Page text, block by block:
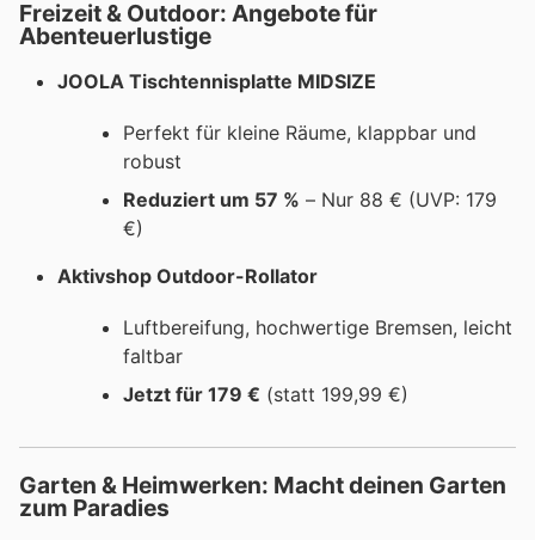
Freizeit & Outdoor: Angebote für
Abenteuerlustige
JOOLA Tischtennisplatte MIDSIZE
Perfekt für kleine Räume, klappbar und
robust
Reduziert um 57 % – Nur 88 € (UVP: 179
€)
Aktivshop Outdoor-Rollator
Luftbereifung, hochwertige Bremsen, leicht
faltbar
Jetzt für 179 € (statt 199,99 €)
Garten & Heimwerken: Macht deinen Garten
zum Paradies